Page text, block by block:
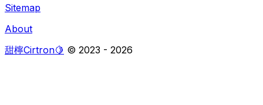
Sitemap
About
甜檸Cirtron🍋 © 2023 - 2026